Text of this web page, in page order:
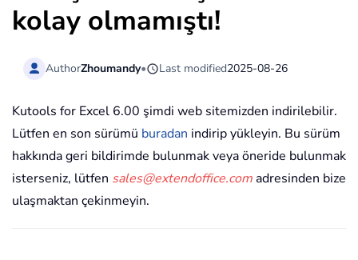
kolay olmamıştı!
AuthorZhoumandy• Last modified2025-08-26
Kutools for Excel 6.00 şimdi web sitemizden indirilebilir.
Lütfen en son sürümü buradan indirip yükleyin. Bu sürüm
hakkında geri bildirimde bulunmak veya öneride bulunmak
isterseniz, lütfen sales@extendoffice.comadresinden bize
ulaşmaktan çekinmeyin.